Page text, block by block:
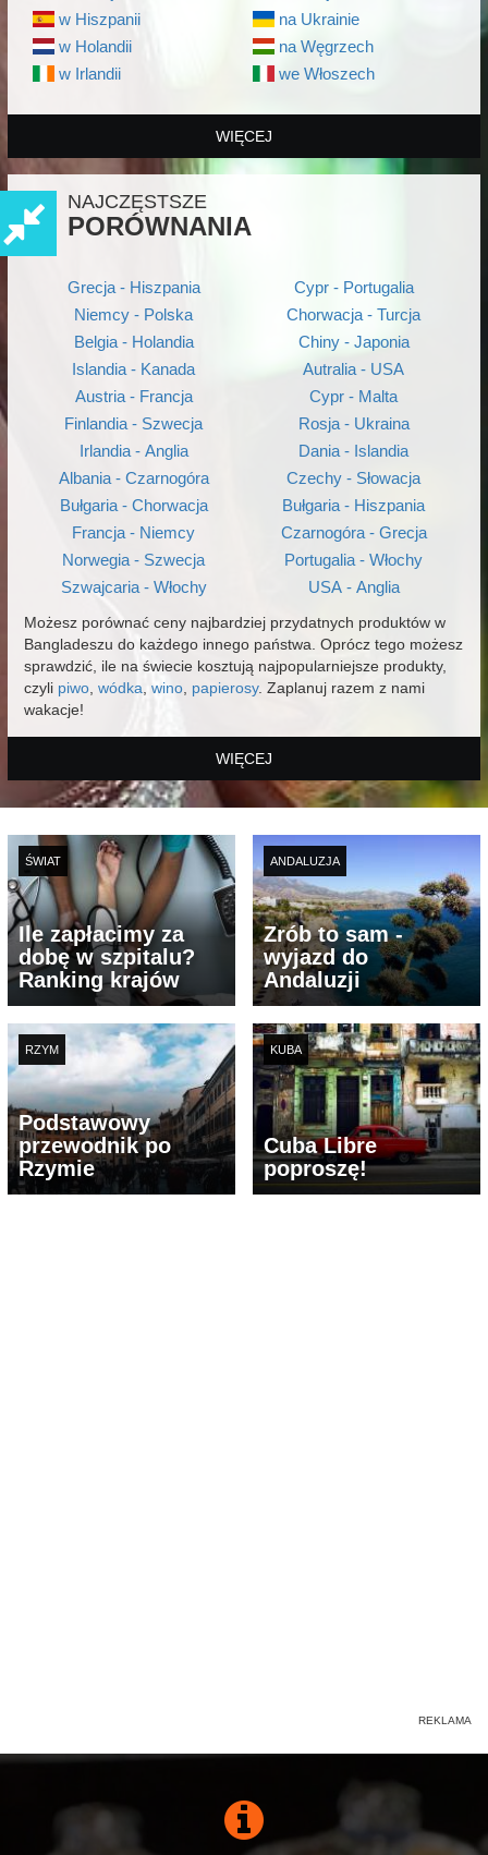
w Hiszpanii
w Holandii
w Irlandii
na Ukrainie
na Węgrzech
we Włoszech
WIĘCEJ
NAJCZĘSTSZE
PORÓWNANIA
Grecja - Hiszpania
Niemcy - Polska
Belgia - Holandia
Islandia - Kanada
Austria - Francja
Finlandia - Szwecja
Irlandia - Anglia
Albania - Czarnogóra
Bułgaria - Chorwacja
Francja - Niemcy
Norwegia - Szwecja
Szwajcaria - Włochy
Cypr - Portugalia
Chorwacja - Turcja
Chiny - Japonia
Autralia - USA
Cypr - Malta
Rosja - Ukraina
Dania - Islandia
Czechy - Słowacja
Bułgaria - Hiszpania
Czarnogóra - Grecja
Portugalia - Włochy
USA - Anglia
Możesz porównać ceny najbardziej przydatnych produktów w
Bangladeszu do każdego innego państwa. Oprócz tego możesz
sprawdzić, ile na świecie kosztują najpopularniejsze produkty,
czyli piwo wódka wino papierosy. Zaplanuj razem z nami
wakacje!
WIĘCEJ
ŚWIAT
Ile zapłacimy za
dobę w szpitalu?
Ranking krajów
ANDALUZJA
Zrób to sam -
wyjazd do
Andaluzji
RZYM
Podstawowy
przewodnik po
Rzymie
KUBA
Cuba Libre
poproszę!